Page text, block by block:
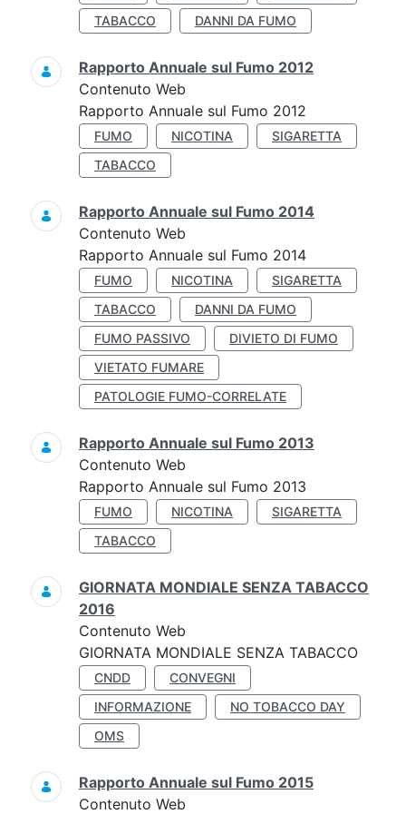
TABACCO
DANNI DA FUMO
Rapporto Annuale sul Fumo 2012
Contenuto Web
Rapporto Annuale sul Fumo 2012
FUMO NICOTINA
SIGARETTA
TABACCO
Rapporto Annuale sul Fumo 2014
Contenuto Web
Rapporto Annuale sul Fumo 2014
FUMO NICOTINA
SIGARETTA
TABACCO
DANNI DA FUMO
FUMO PASSIVO
DIVIETO DI FUMO
VIETATO FUMARE
PATOLOGIE FUMO-CORRELATE
Rapporto Annuale sul Fumo 2013
Contenuto Web
Rapporto Annuale sul Fumo 2013
FUMO NICOTINA
SIGARETTA
TABACCO
GIORNATA MONDIALE SENZA TABACCO
2016
Contenuto Web
GIORNATA MONDIALE SENZA TABACCO
CNDD
CONVEGNI
INFORMAZIONE
NO TOBACCO DAY
OMS
Rapporto Annuale sul Fumo 2015
Contenuto Web